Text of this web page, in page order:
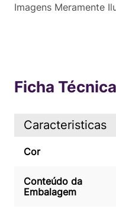
Imagens Meramente
Ficha Técnica
Caracteristicas
Cor
Conteúdo da
Embalagem